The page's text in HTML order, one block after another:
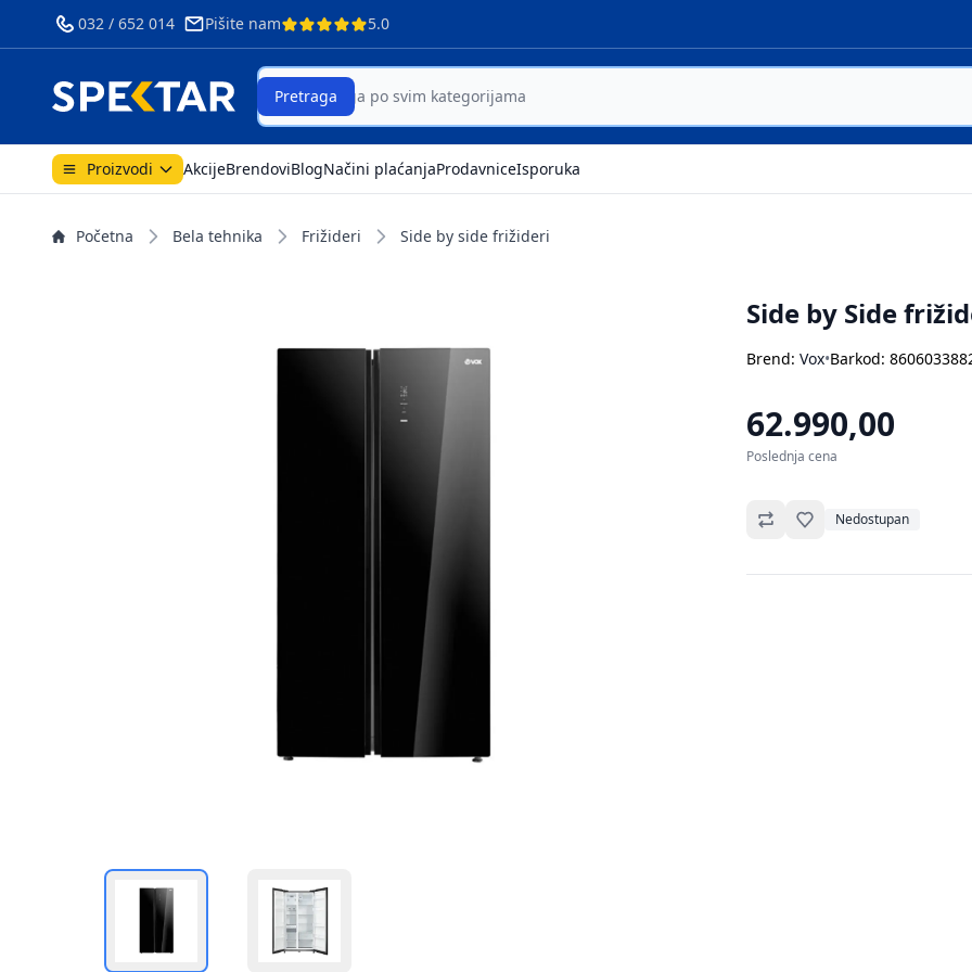
032 / 652 014 Pišite nam 5.0
Search
Pretraga
Proizvodi AkcijeBrendoviBlogNačini plaćanjaProdavniceIsporuka
Početna Bela tehnika Frižideri Side by side frižideri
Side by Side
Brend: Vox•Barkod:
62.990,00
Poslednja cena
Omiljeno
Nedostupan